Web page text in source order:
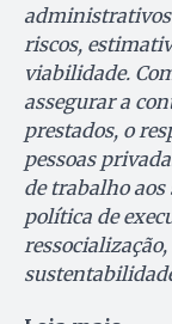
riscos,
viabilidade.
assegurar a
prestados, o
pessoas
de trabalho
política de